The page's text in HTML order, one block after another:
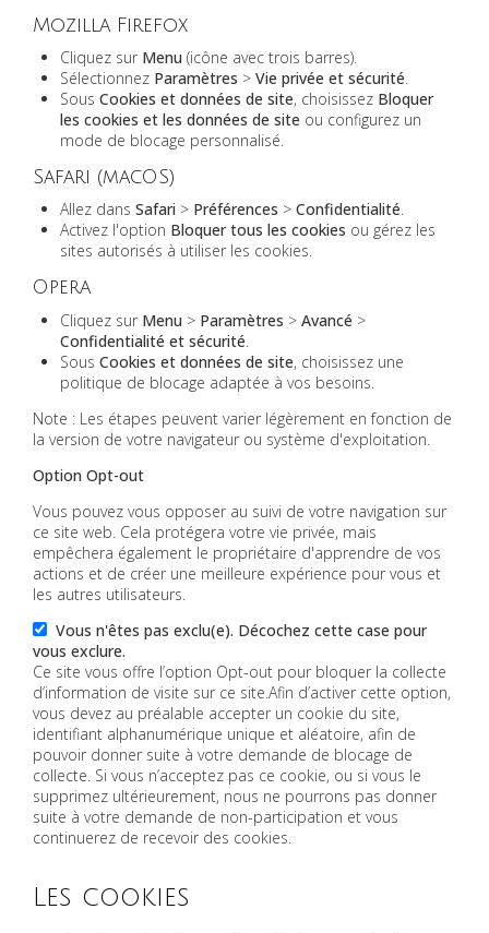
Mozilla Firefox
Cliquez sur Menu (icône avec trois barres).
Sélectionnez Paramètres >Vie privée et sécurité.
SousCookies et données de site, choisissez Bloquer
les cookies et les données de site ou configurez un
mode de blocage personnalisé.
Safari (macOS)
Allez dansSafari > Préférences >Confidentialité.
Activez l'option Bloquer tous les cookies ou gérez les
sites autorisés à utiliser les cookies.
Opera
Cliquez sur Menu > Paramètres >Avancé >
Confidentialité et sécurité
SousCookies et données de site, choisissez une
politique de blocage adaptée à vos besoins.
Note : Les étapes peuvent varier légèrement en fonction de
la version de votre navigateur ou système d'exploitation.
Option Opt-out
Vous pouvez vous opposer au suivi de votre navigation sur
ce site web. Cela protégera votre vie privée, mais
empêchera également le propriétaire d'apprendre de vos
actions et de créer une meilleure expérience pour vous et
les autres utilisateurs.
Vous n'êtes pas exclu(e). Décochez cette case pour
vous exclure.
Ce site vous offre l’option Opt-out pour bloquer la collecte
d’information de visite sur ce site.Afin d’activer cette option,
vous devez au préalable accepter un cookie du site,
identifiant alphanumérique unique et aléatoire, afin de
pouvoir donner suite à votre demande de blocage de
collecte. Si vous n’acceptez pas ce cookie, ou si vous le
supprimez ultérieurement, nous ne pourrons pas donner
suite à votre demande de non-participation et vous
continuerez de recevoir des cookies.
Les cookies